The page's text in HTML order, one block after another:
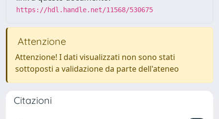
https://hdl.handle.net/11568/530675
Attenzione
Attenzione! I dati visualizzati non sono stati
sottoposti a validazione da parte dell'ateneo
Citazioni